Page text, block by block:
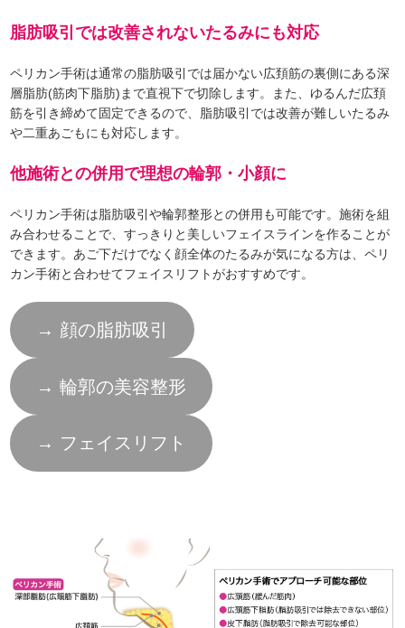
脂肪吸引では改善されないたるみにも対応
ペリカン手術は通常の脂肪吸引では届かない広頚筋の裏側にある深
層脂肪(筋肉下脂肪)まで直視下で切除します。また、ゆるんだ広頚
筋を引き締めて固定できるので、脂肪吸引では改善が難しいたるみ
や二重あごもにも対応します。
他施術との併用で理想の輪郭・小顔に
ペリカン手術は脂肪吸引や輪郭整形との併用も可能です。施術を組
み合わせることで、すっきりと美しいフェイスラインを作ることが
できます。あご下だけでなく顔全体のたるみが気になる方は、ペリ
カン手術と合わせてフェイスリフトがおすすめです。
→ 顔の脂肪吸引
→ 輪郭の美容整形
→ フェイスリフト